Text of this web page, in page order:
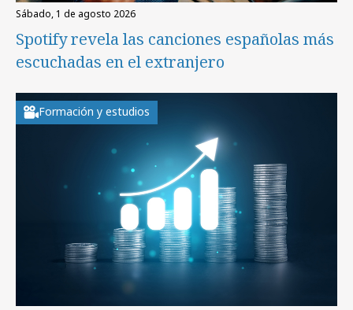
sábado, 1 de agosto 2026
Spotify revela las canciones españolas más
escuchadas en el extranjero
Formación y estudios